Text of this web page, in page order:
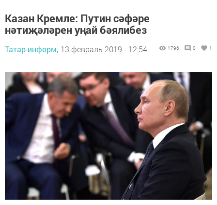
Казан Кремле: Путин сәфәре
нәтиҗәләрен уңай бәялибез
Татар-информ, 13 февраль 2019 - 12:54 1796 0 1